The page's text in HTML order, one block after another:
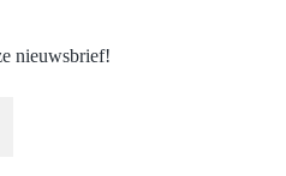
nieuwsbrief!